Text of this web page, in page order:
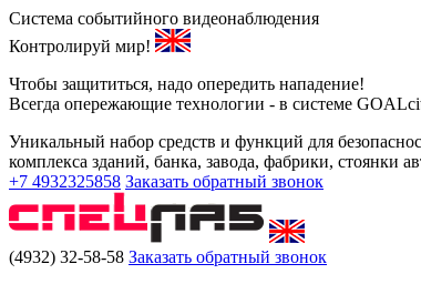
Система событийного видеонаблюдения
Контролируй мир!
Чтобы защититься, надо опередить нападение!
Всегда опережающие технологии - в системе
Уникальный набор средств и функций для
комплекса зданий, банка, завода, фабрики,
+7 4932325858 Заказать обратный звонок
(4932) 32-58-58 Заказать обратный звонок